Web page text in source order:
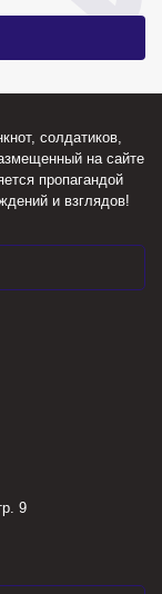
солдатиков,
на сайте
пропагандой
и взглядов!
9